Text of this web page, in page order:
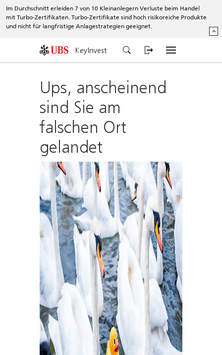
Im Durchschnitt erleiden 7 von 10 Kleinanlegern Verluste beim Handel
mit Turbo-Zertifikaten. Turbo-Zertifikate sind hoch risikoreiche Produkte
und nicht für langfristige Anlagestrategien geeignet.
^
KeyInvest
Ups, anscheinend
sind Sie am
falschen Ort
gelandet